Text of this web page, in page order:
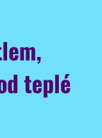
teplé